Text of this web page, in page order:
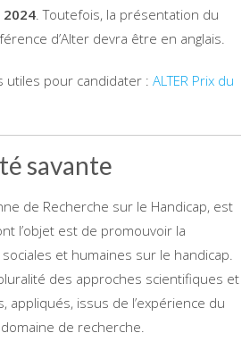
ÉLEVÉ
LA POLICE
. Toutefois, la présentation du
d’Alter devra être en anglais.
utiles pour candidater : ALTER Prix du
savante
de Recherche sur le Handicap, est
l’objet est de promouvoir la
et humaines sur le handicap.
des approches scientifiques et
appliqués, issus de l’expérience du
de recherche.